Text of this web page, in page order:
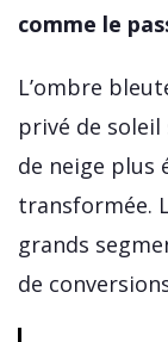
comme le
L’ombre
privé de soleil
de neige plus
transformée.
grands
de